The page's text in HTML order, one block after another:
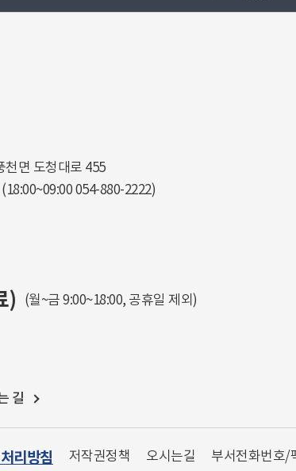
천면 도청대로 455
(18:00~09:00 054-880-2222)
) (월~금 9:00~18:00, 공휴일 제외)
길
리방침 저작권정책 오시는길 부서전화번호/